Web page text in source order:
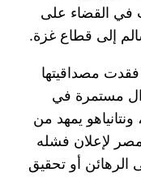
في القضاء على
إلى قطاع غزة.
فقدت مصداقيتها
مستمرة في
يمهد من
لإعلان فشله
الرهائن أو تحقيق